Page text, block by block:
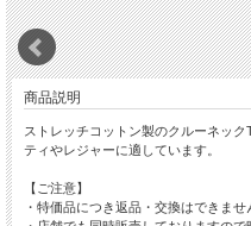
商品説明
ストレッチコットン製のクルーネッ
ティやレジャーに適しています。
【ご注意】
・特価品につき返品・交換はできませ